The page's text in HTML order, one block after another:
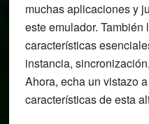
muchas aplicaciones y
este emulador. También
características
instancia,
Ahora, echa un vistazo
características de esta